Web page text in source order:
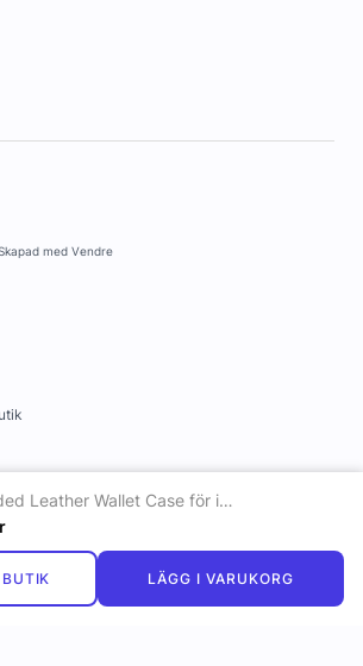
Decoded Leather Wallet Case för iPhone Plus 14 Brun
BUTIK LÄGG I VARUKORG
med Vendre